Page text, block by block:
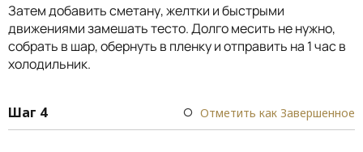
Затем добавить сметану, желтки и быстрыми
движениями замешать тесто. Долго месить не нужно,
собрать в шар, обернуть в пленку и отправить на 1 час в
холодильник.
Шаг 4 Отметить как Завершенное